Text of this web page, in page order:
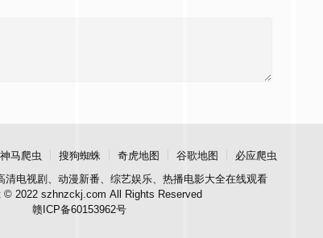
神马爬虫 搜狗蜘蛛 奇虎地图 谷歌地图
必应爬虫
清电视剧、动漫新番、综艺娱乐、热播电影大全在线观看
© 2022 szhnzckj.com All Rights Reserved
赣ICP备60153962号